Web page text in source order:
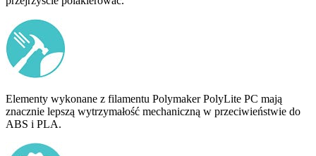
Elementy wykonane z filamentu Polymaker PolyLite PC mają
znacznie lepszą wytrzymałość mechaniczną w przeciwieństwie do
ABS i PLA.